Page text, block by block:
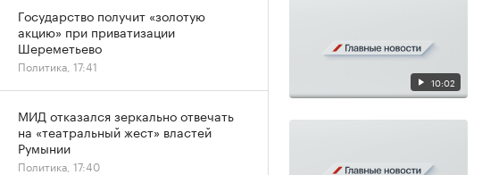
10:02
Государство получит «золотую
акцию» при приватизации
Шереметьево
Политика, 17:41
МИД отказался зеркально отвечать
на «театральный жест» властей
Румынии
Политика, 17:40